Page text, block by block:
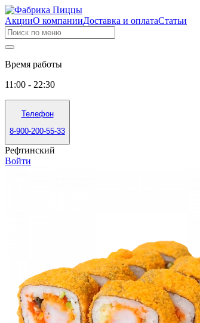
АкцииО компанииДоставка и оплатаСтатьи
Время работы
11:00 - 22:30
Телефон
8-900-200-55-33
Рефтинский
Войти